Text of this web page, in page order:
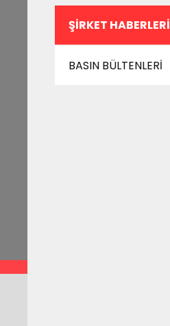
ŞİRKET HABERLERİ
BASIN BÜLTENLERİ